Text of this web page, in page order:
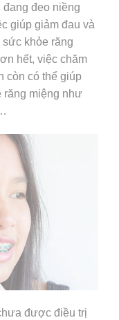
đeo niềng
giúp giảm đau và
khỏe răng
hết, việc chăm
còn có thể giúp
răng miệng như
được điều trị